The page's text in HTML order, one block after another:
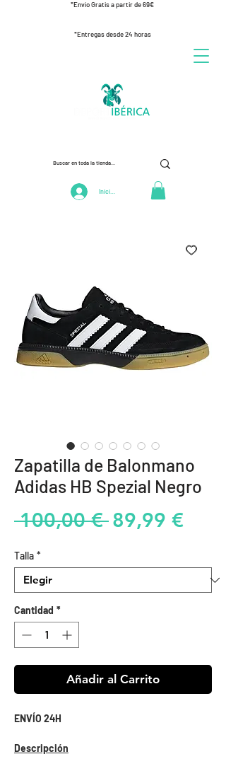
*Envío Gratis a partir de 69€
*Entregas desde 24 horas
Iniciar Sesión
Zapatilla de Balonmano
Adidas HB Spezial Negro
100,00 € Precio
89,99 €
Talla *
Cantidad *
Añadir al Carrito
ENVÍO 24H
Descripción